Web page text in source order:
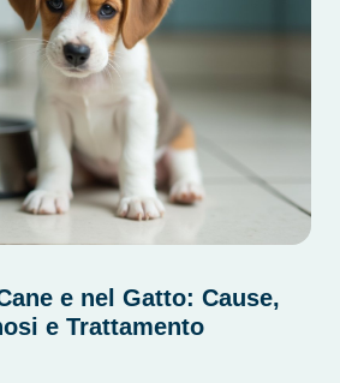
e nel Gatto: Cause,
e Trattamento